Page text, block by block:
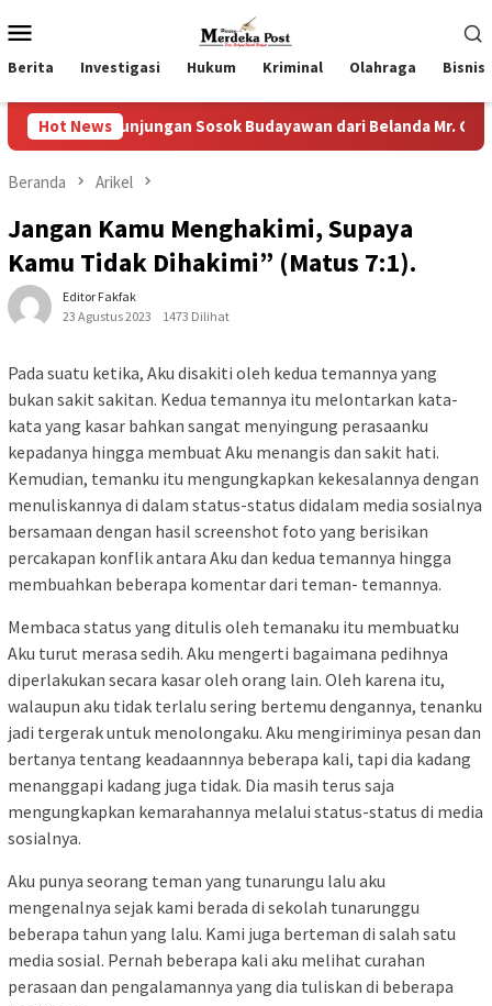
ke
kontenMobile
Berita Investigasi Hukum Kriminal Olahraga Bisnis
Hot News
Sosok Budayawan dari Belanda Mr. Crues Collen
Beranda Arikel
Jangan Kamu Menghakimi, Supaya
Kamu Tidak Dihakimi” (Matus 7:1).
Editor Fakfak
23 Agustus 2023
1473 Dilihat
Pada suatu ketika, Aku disakiti oleh kedua temannya yang
bukan sakit sakitan. Kedua temannya itu melontarkan kata-
kata yang kasar bahkan sangat menyingung perasaanku
kepadanya hingga membuat Aku menangis dan sakit hati.
Kemudian, temanku itu mengungkapkan kekesalannya dengan
menuliskannya di dalam status-status didalam media sosialnya
bersamaan dengan hasil screenshot foto yang berisikan
percakapan konflik antara Aku dan kedua temannya hingga
membuahkan beberapa komentar dari teman- temannya.
Membaca status yang ditulis oleh temanaku itu membuatku
Aku turut merasa sedih. Aku mengerti bagaimana pedihnya
diperlakukan secara kasar oleh orang lain. Oleh karena itu,
walaupun aku tidak terlalu sering bertemu dengannya, tenanku
jadi tergerak untuk menolongaku. Aku mengiriminya pesan dan
bertanya tentang keadaannnya beberapa kali, tapi dia kadang
menanggapi kadang juga tidak. Dia masih terus saja
mengungkapkan kemarahannya melalui status-status di media
sosialnya.
Aku punya seorang teman yang tunarungu lalu aku
mengenalnya sejak kami berada di sekolah tunarunggu
beberapa tahun yang lalu. Kami juga berteman di salah satu
media sosial. Pernah beberapa kali aku melihat curahan
perasaan dan pengalamannya yang dia tuliskan di beberapa